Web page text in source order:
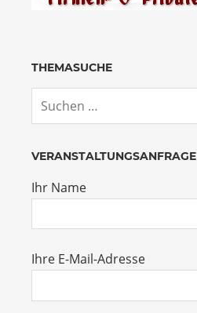
THEMASUCHE
VERANSTALTUNGSANFRAGE
Ihr Name
Ihre E-Mail-Adresse